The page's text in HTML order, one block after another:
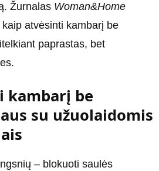
Žurnalas Woman&Home
atvėsinti kambarį be
paprastas, bet
kambarį be
su užuolaidomis
– blokuoti saulės